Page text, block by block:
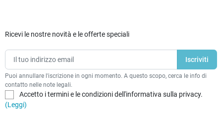
Ricevi le nostre novità e le offerte speciali
Puoi annullare l'iscrizione in ogni momento. A questo scopo, cerca le info di
contatto nelle note legali.
Accetto i termini e le condizioni dell'informativa sulla privacy.
(Leggi)